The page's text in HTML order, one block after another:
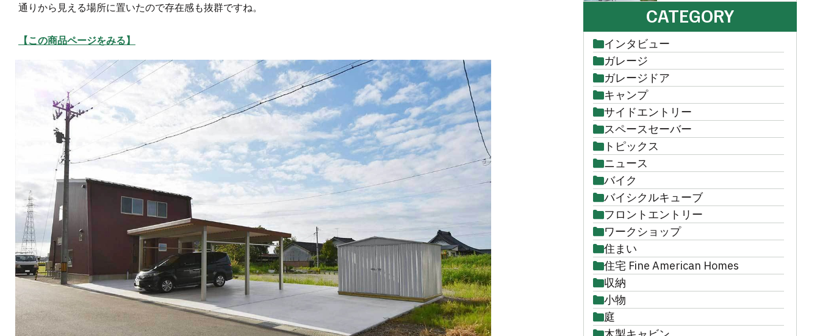
通りから見える場所に置いたので存在感も抜群ですね。
【この商品ページをみる】
CATEGORY
インタビュー
ガレージ
ガレージドア
キャンプ
サイドエントリー
スペースセーバー
トピックス
ニュース
バイク
バイシクルキューブ
フロントエントリー
ワークショップ
住まい
住宅 Fine American Homes
収納
小物
庭